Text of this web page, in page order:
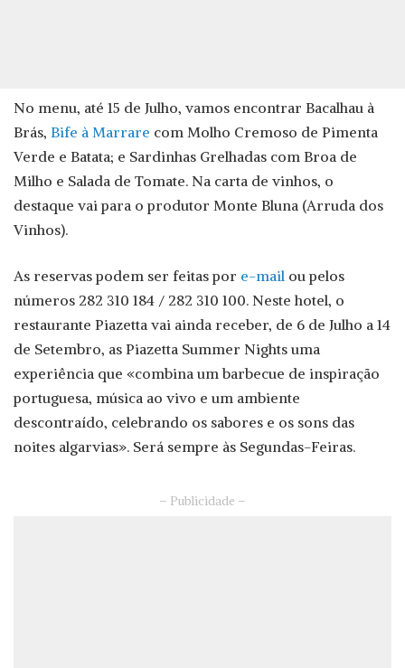
No menu, até 15 de Julho, vamos encontrar Bacalhau à
Brás, Bife à Marrare com Molho Cremoso de Pimenta
Verde e Batata; e Sardinhas Grelhadas com Broa de
Milho e Salada de Tomate. Na carta de vinhos, o
destaque vai para o produtor Monte Bluna (Arruda dos
Vinhos).
As reservas podem ser feitas por e-mail ou pelos
números 282 310 184 / 282 310 100. Neste hotel, o
restaurante Piazetta vai ainda receber, de 6 de Julho a 14
de Setembro, as Piazetta Summer Nights uma
experiência que «combina um barbecue de inspiração
portuguesa, música ao vivo e um ambiente
descontraído, celebrando os sabores e os sons das
noites algarvias». Será sempre às Segundas-Feiras.
– Publicidade –